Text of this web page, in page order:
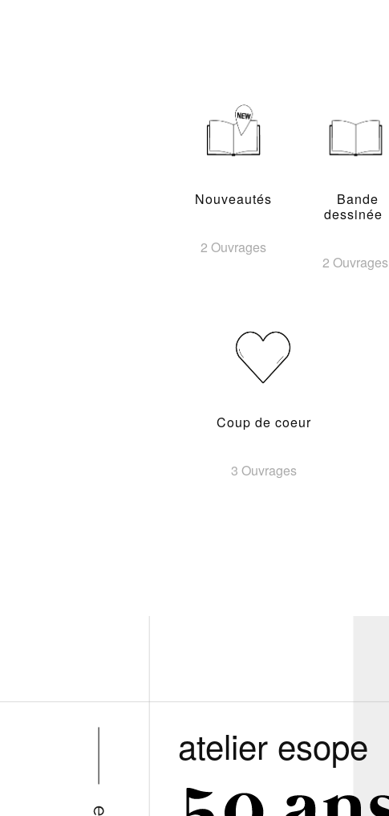
Nouveautés
2 Ouvrages
Bande
dessinée
2 Ouvrages
Coup de coeur
3 Ouvrages
atelier esope